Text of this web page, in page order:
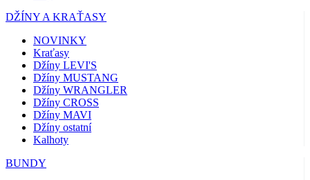
DŽÍNY A KRAŤASY
NOVINKY
Kraťasy
Džíny LEVI'S
Džíny MUSTANG
Džíny WRANGLER
Džíny CROSS
Džíny MAVI
Džíny ostatní
Kalhoty
BUNDY